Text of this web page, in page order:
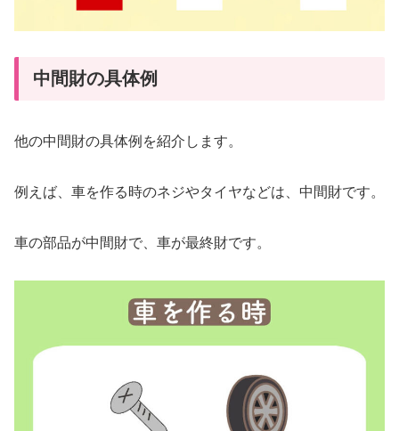
中間財の具体例
他の中間財の具体例を紹介します。
例えば、車を作る時のネジやタイヤなどは、中間財です。
車の部品が中間財で、車が最終財です。